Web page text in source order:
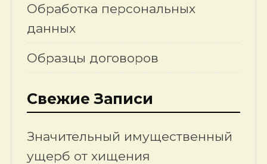
Обработка персональных
данных
Образцы договоров
Свежие Записи
Значительный имущественный
ущерб от хищения